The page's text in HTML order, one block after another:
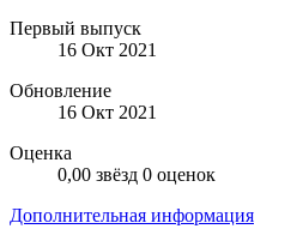
Первый выпуск
16 Окт 2021
Обновление
16 Окт 2021
Оценка
0,00 звёзд 0 оценок
Дополнительная информация